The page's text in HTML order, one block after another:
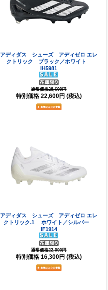
アディダス シューズ アディゼロ エレ
クトリック ブラック／ホワイト
IH5981
通常価格28,600円
特別価格 22,600円 (税込)
アディダス シューズ アディゼロ エレ
クトリック.1 ホワイト／シルバー
IF1914
通常価格22,000円
特別価格 16,300円 (税込)